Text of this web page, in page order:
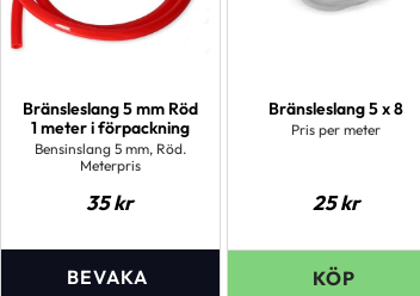
Bränsleslang 5 mm Röd
1 meter i förpackning
Bensinslang 5 mm, Röd.
Meterpris
35kr
Bränsleslang 5 x 8
Pris per meter
25kr